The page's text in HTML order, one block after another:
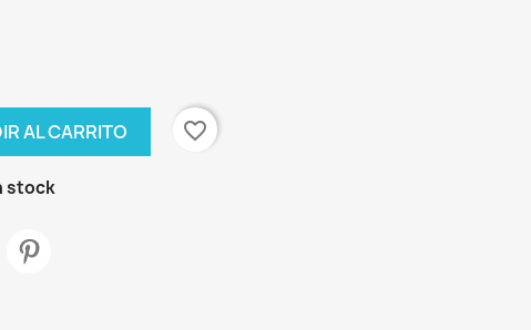
AL CARRITO favorite_border
stock